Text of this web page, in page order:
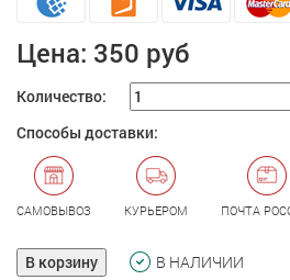
Цена: 350 руб
Количество:
Способы доставки:
САМОВЫВОЗ КУРЬЕРОМ ПОЧТА
В корзину В НАЛИЧИИ